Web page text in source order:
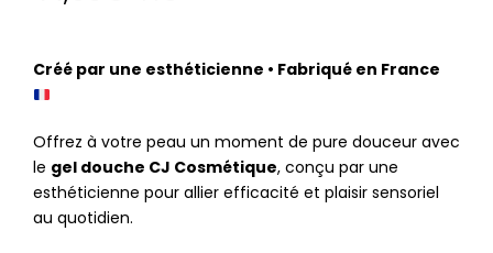
Créé par une esthéticienne • Fabriqué en France
Offrez à votre peau un moment de pure douceur avec
le gel douche CJ Cosmétique, conçu par une
esthéticienne pour allier efficacité et plaisir sensoriel
au quotidien.